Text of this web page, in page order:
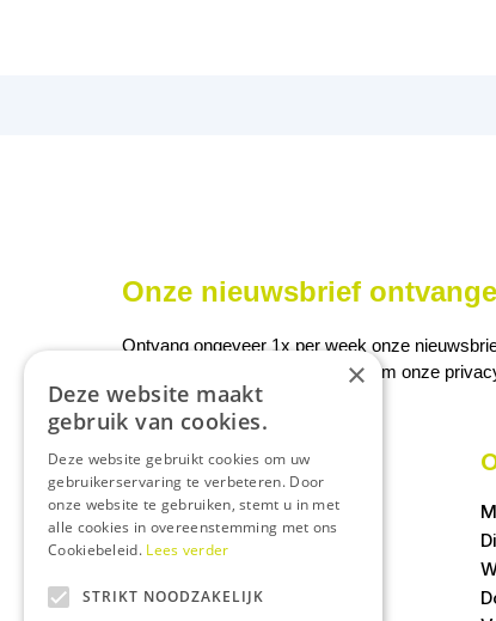
Onze nieuwsbrief
Ontvang ongeveer 1x per week onze
We slaan uw gegevens op conform onze
×
Deze website maakt
gebruik van cookies.
Deze website gebruikt cookies om uw
gebruikerservaring te verbeteren. Door
onze website te gebruiken, stemt u in met
alle cookies in overeenstemming met ons
Cookiebeleid. Lees verder
STRIKT NOODZAKELIJK